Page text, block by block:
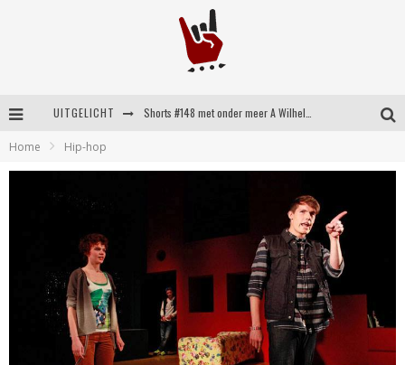
UITGELICHT
Shorts #149 met onder meer No Cure, Eva Under Fire, The Hu en Sleeping With Sirens
Home Hip-hop